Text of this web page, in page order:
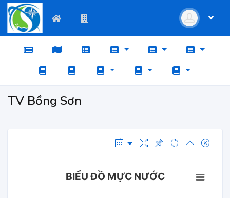
TV Bồng Sơn
BIỂU ĐỒ MỰC NƯỚC